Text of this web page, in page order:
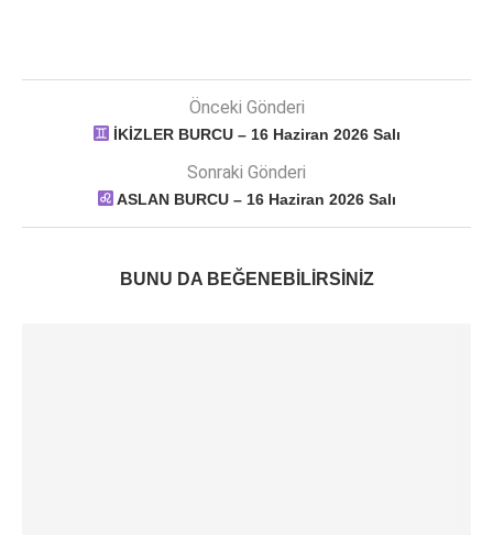
Önceki Gönderi
İKİZLER BURCU – 16 Haziran 2026 Salı
Sonraki Gönderi
ASLAN BURCU – 16 Haziran 2026 Salı
BUNU DA BEĞENEBILIRSINIZ